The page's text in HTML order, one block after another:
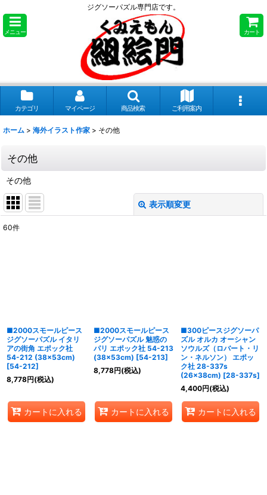
ジグソーパズル専門店です。
メニュー カート
カテゴリ マイページ 商品検索 ご利用案内
ホーム > 海外イラスト作家 > その他
その他
その他
表示順変更
60件
■2000スモールピース
ジグソーパズル イタリ
アの街角 エポック社
54-212 (38×53cm)
[54-212]
8,778円(税込)
カートに入れる
■2000スモールピース
ジグソーパズル 魅惑の
パリ エポック社 54-213
(38×53cm) [54-213]
8,778円(税込)
カートに入れる
■300ピースジグソーパ
ズル オルカ オーシャン
ソウルズ（ロバート・リ
ン・ネルソン） エポッ
ク社 28-337s
(26×38cm) [28-337s]
4,400円(税込)
カートに入れる